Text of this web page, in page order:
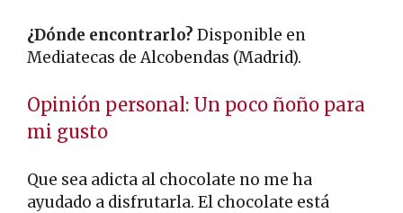
¿Dónde encontrarlo? Disponible en
Mediatecas de Alcobendas (Madrid).
Opinión personal: Un poco ñoño para
mi gusto
Que sea adicta al chocolate no me ha
ayudado a disfrutarla. El chocolate está